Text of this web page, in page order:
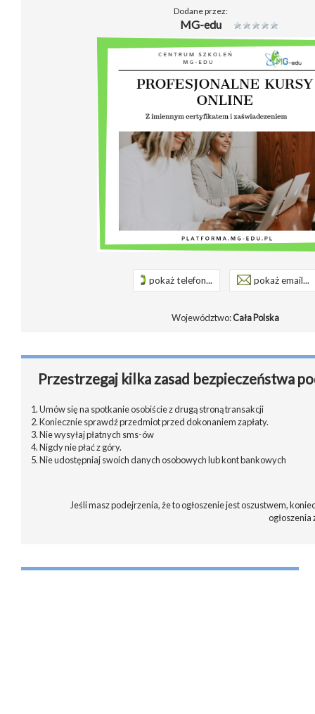
Dodane przez:
MG-edu
pokaż telefon... pokaż email...
Województwo:Cała Polska
Przestrzegaj kilka zasad bezpieczeństwa
1. Umów się na spotkanie osobiście z drugą stroną transakcji
2. Koniecznie sprawdź przedmiot przed dokonaniem zapłaty.
3. Nie wysyłaj płatnych sms-ów
4. Nigdy nie płać z góry.
5. Nie udostępniaj swoich danych osobowych lub kont bankowych
Jeśli masz podejrzenia, że to ogłoszenie jest oszustwem,